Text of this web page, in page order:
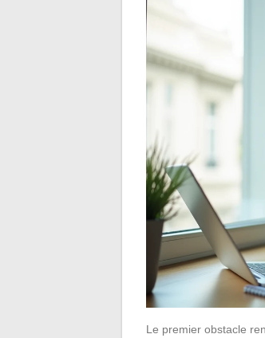
Le premier obstacle